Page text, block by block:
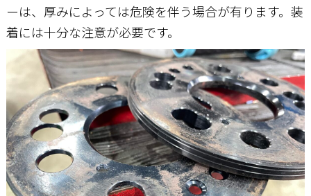
ーは、厚みによっては危険を伴う場合が有ります。装
着には十分な注意が必要です。